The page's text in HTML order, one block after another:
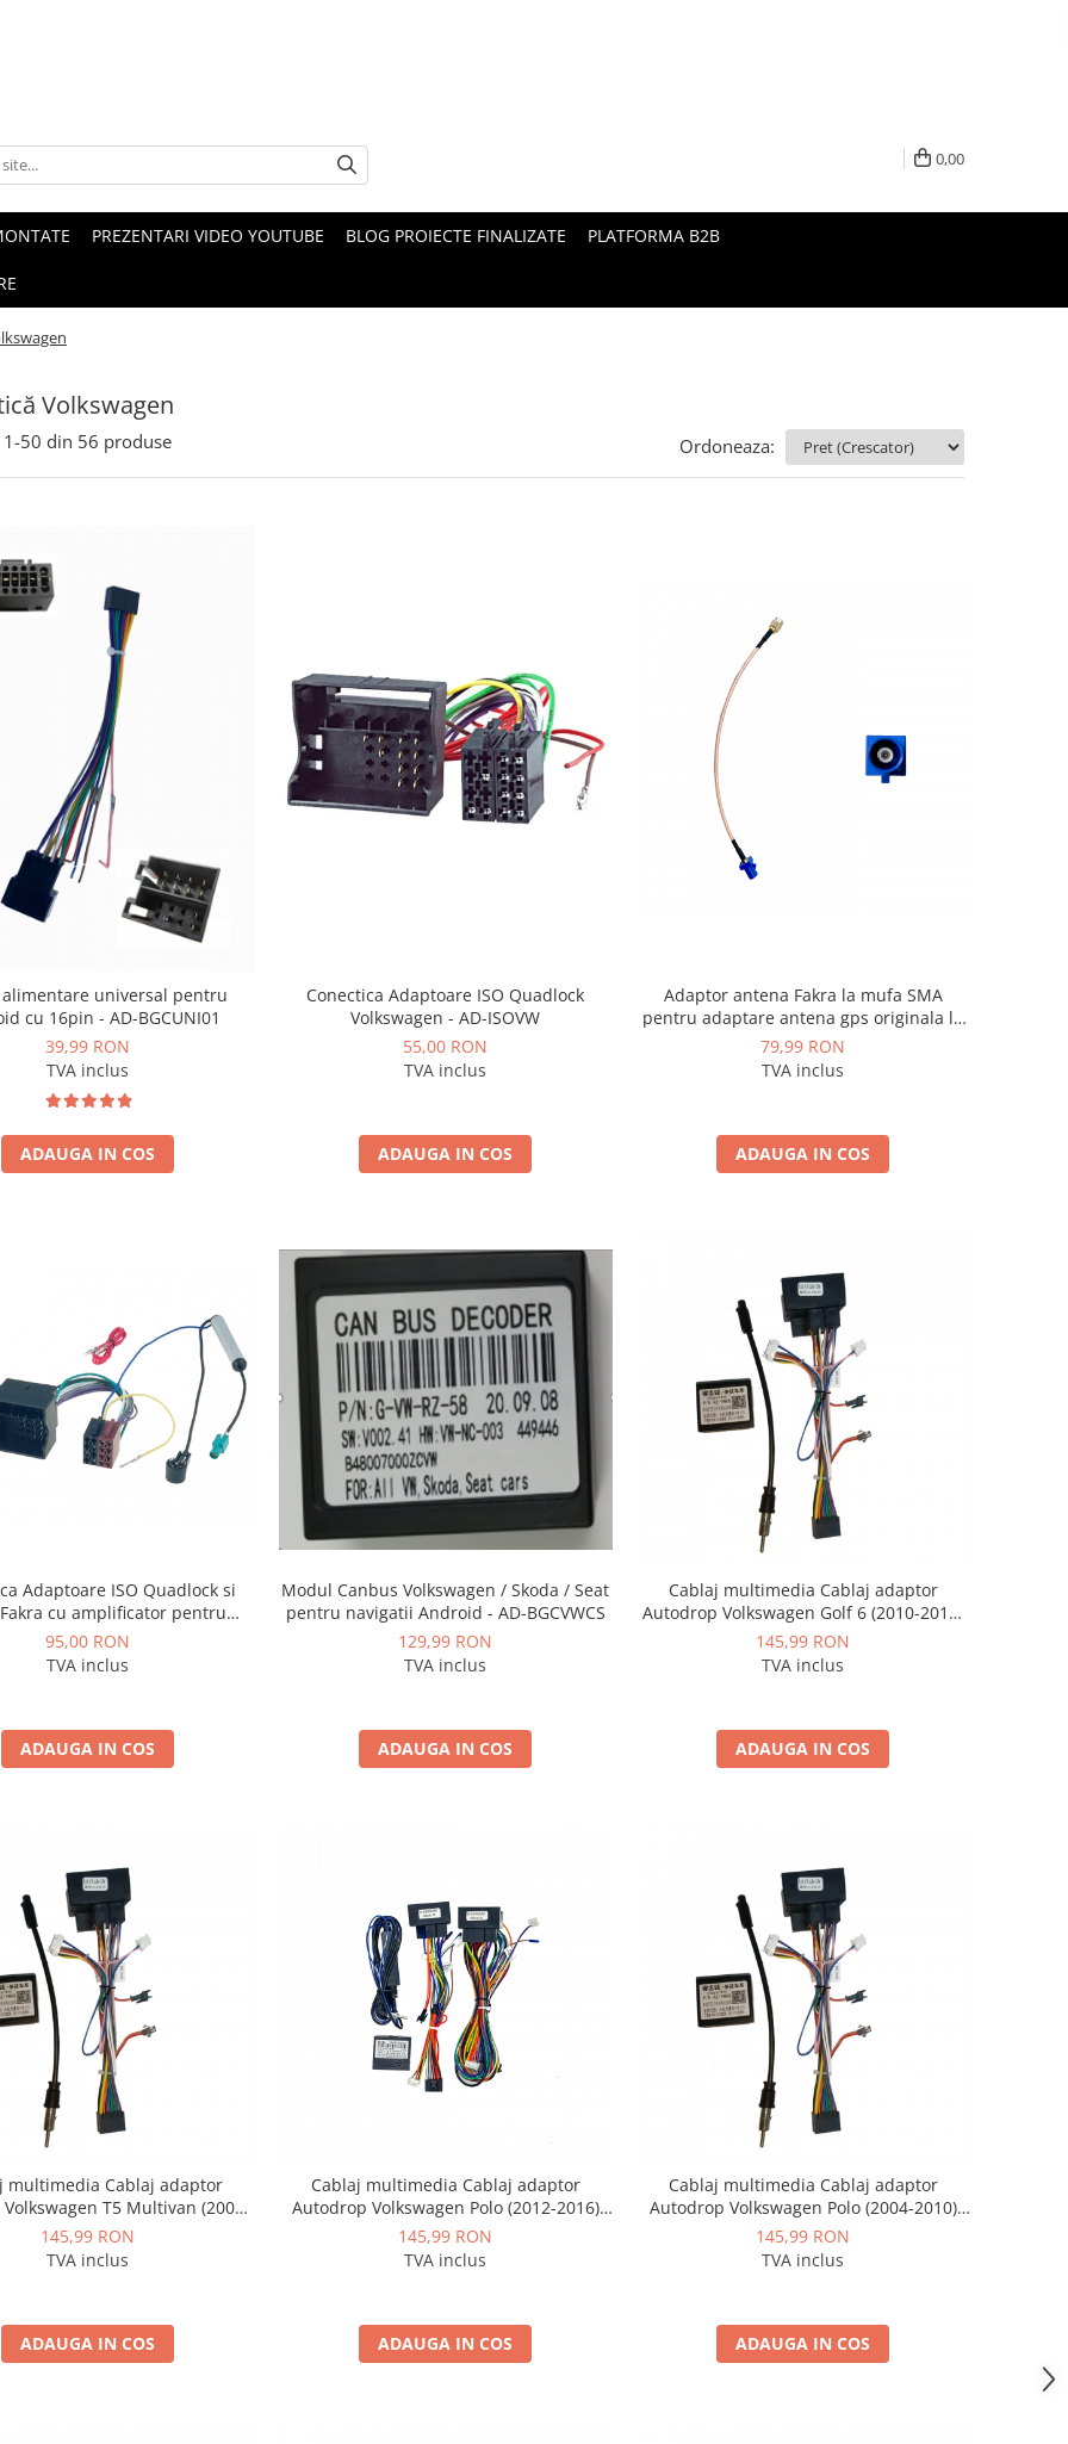
0,00
PREZENTARI VIDEO YOUTUBE BLOG PROIECTE FINALIZATE PLATFORMA B2B
Volkswagen
1-50 din 56 produse Ordoneaza:
alimentare universal pentru
cu 16pin - AD-BGCUNI01
39,99 RON
TVA inclus
ADAUGA IN COS
Conectica Adaptoare ISO Quadlock
Volkswagen - AD-ISOVW
55,00 RON
TVA inclus
ADAUGA IN COS
Adaptor antena Fakra la mufa SMA
pentru adaptare antena gps originala la
sistem aftermarket - AD-BGCGPSOEM
79,99 RON
TVA inclus
ADAUGA IN COS
Adaptoare ISO Quadlock si
cu amplificator pentru
Volkswagen - AD-ISOVWF
95,00 RON
TVA inclus
ADAUGA IN COS
Modul Canbus Volkswagen / Skoda / Seat
pentru navigatii Android - AD-BGCVWCS
129,99 RON
TVA inclus
ADAUGA IN COS
Cablaj multimedia Cablaj adaptor
Autodrop Volkswagen Golf 6 (2010-2013)
pentru Navigații multimedia Android
145,99 RON
TVA inclus
ADAUGA IN COS
multimedia Cablaj adaptor
T5 Multivan (2008-
pentru Navigații multimedia
Android
145,99 RON
TVA inclus
ADAUGA IN COS
Cablaj multimedia Cablaj adaptor
Autodrop Volkswagen Polo (2012-2016)
pentru Navigații multimedia Android
145,99 RON
TVA inclus
ADAUGA IN COS
Cablaj multimedia Cablaj adaptor
Autodrop Volkswagen Polo (2004-2010)
pentru Navigații multimedia Android
145,99 RON
TVA inclus
ADAUGA IN COS